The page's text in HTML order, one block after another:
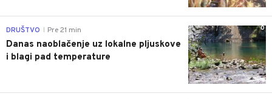
0
DRUŠTVO Pre 21 min
Danas naoblačenje uz lokalne pljuskove
i blagi pad temperature